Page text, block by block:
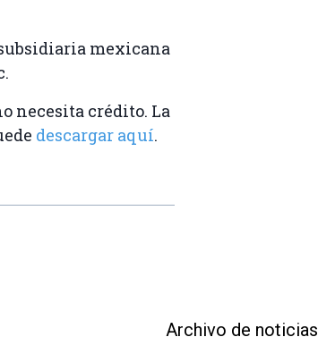
mexicana
necesita crédito. La
descargar aquí.
Archivo de noticias